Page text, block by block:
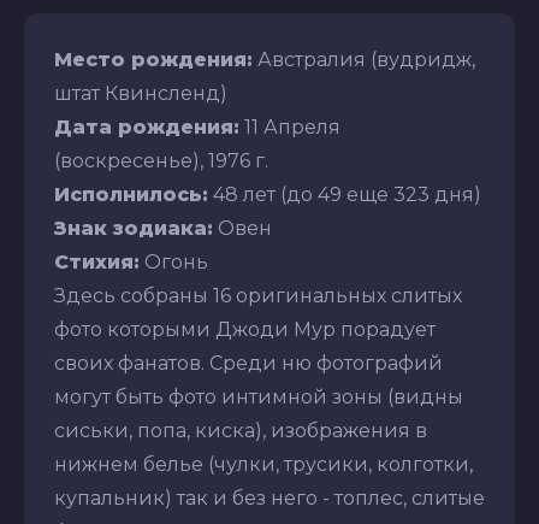
Место рождения: Австралия (вудридж,
штат Квинсленд)
Дата рождения: 11 Апреля
(воскресенье), 1976 г.
Исполнилось: 48 лет (до 49 еще 323 дня)
Знак зодиака: Овен
Стихия: Огонь
Здесь собраны 16 оригинальных слитых
фото которыми Джоди Мур порадует
своих фанатов. Среди ню фотографий
могут быть фото интимной зоны (видны
сиськи, попа, киска), изображения в
нижнем белье (чулки, трусики, колготки,
купальник) так и без него - топлес, слитые